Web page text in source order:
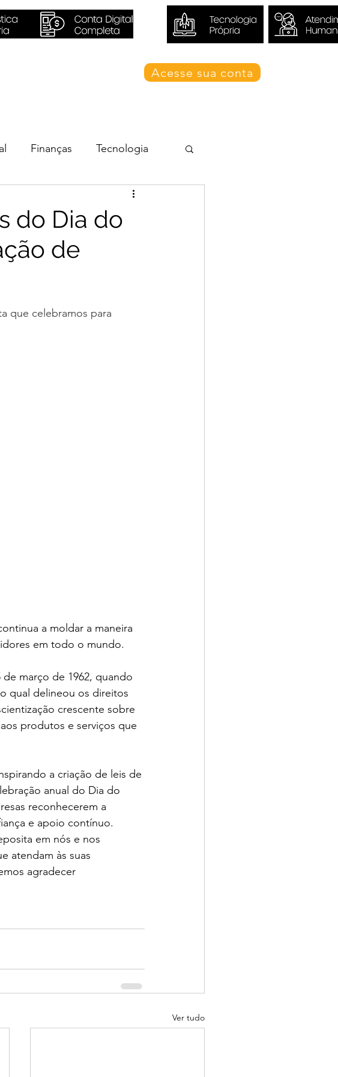
Acesse sua conta
Finanças Tecnologia
do Dia do
de
que celebramos para
a moldar a maneira
em todo o mundo.
março de 1962, quando
qual delineou os direitos
crescente sobre
produtos e serviços que
a criação de leis de
anual do Dia do
reconhecerem a
e apoio contínuo.
em nós e nos
atendam às suas
agradecer
Ver tudo